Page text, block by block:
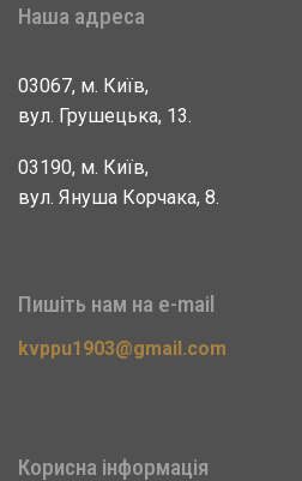
Наша адреса
03067, м. Київ,
вул. Грушецька, 13.
03190, м. Київ,
вул. Януша Корчака, 8.
Пишіть нам на e-mail
kvppu1903@gmail.com
Корисна інформація